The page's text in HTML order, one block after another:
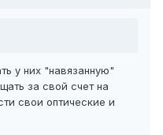
у них "навязанную"
за свой счет на
свои оптические и